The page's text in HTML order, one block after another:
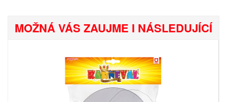
MOŽNÁ VÁS ZAUJME I NÁSLEDUJÍCÍ